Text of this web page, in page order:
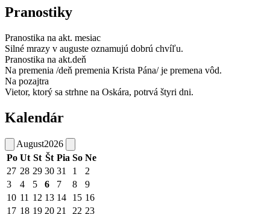
Pranostiky
Pranostika na akt. mesiac
Silné mrazy v auguste oznamujú dobrú chvíľu.
Pranostika na akt.deň
Na premenia /deň premenia Krista Pána/ je premena vôd.
Na pozajtra
Vietor, ktorý sa strhne na Oskára, potrvá štyri dni.
Kalendár
August2026
Po Ut St Št Pia So Ne
27 28 29 30 31 1
2
3
4 5 6 7 8
9
10 11 12 13 14 15 16
17 18 19 20 21 22 23